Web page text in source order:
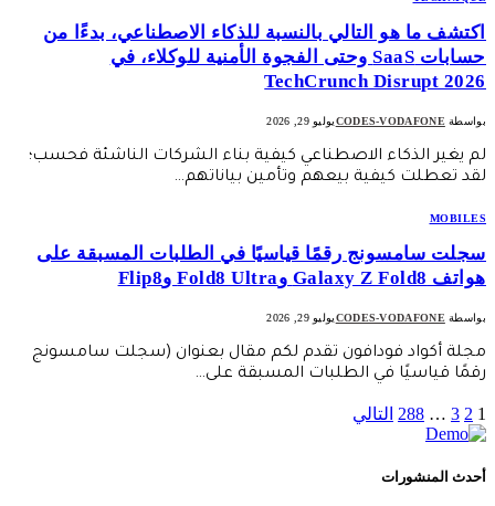
اكتشف ما هو التالي بالنسبة للذكاء الاصطناعي، بدءًا من
حسابات SaaS وحتى الفجوة الأمنية للوكلاء، في
TechCrunch Disrupt 2026
بواسطة CODES-VODAFONEيوليو 29, 2026
لم يغير الذكاء الاصطناعي كيفية بناء الشركات الناشئة فحسب؛
لقد تعطلت كيفية بيعهم وتأمين بياناتهم…
MOBILES
سجلت سامسونج رقمًا قياسيًا في الطلبات المسبقة على
هواتف Galaxy Z Fold8 وFold8 Ultra وFlip8
بواسطة CODES-VODAFONEيوليو 29, 2026
مجلة أكواد فودافون تقدم لكم مقال بعنوان (سجلت سامسونج
رقمًا قياسيًا في الطلبات المسبقة على…
1
2
3
…
288 التالي
أحدث المنشورات